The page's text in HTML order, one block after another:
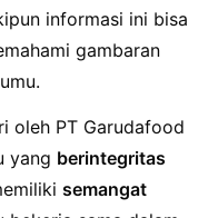
informasi ini bisa
gambaran
oleh PT Garudafood
yang berintegritas
semangat